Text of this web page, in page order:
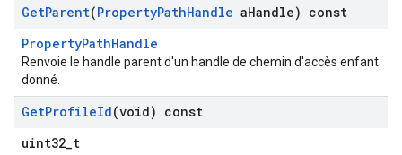
GetParent(PropertyPathHandle aHandle) const
PropertyPathHandle
Renvoie le handle parent d'un handle de chemin d'accès enfant
donné.
GetProfileId(void) const
uint32_t